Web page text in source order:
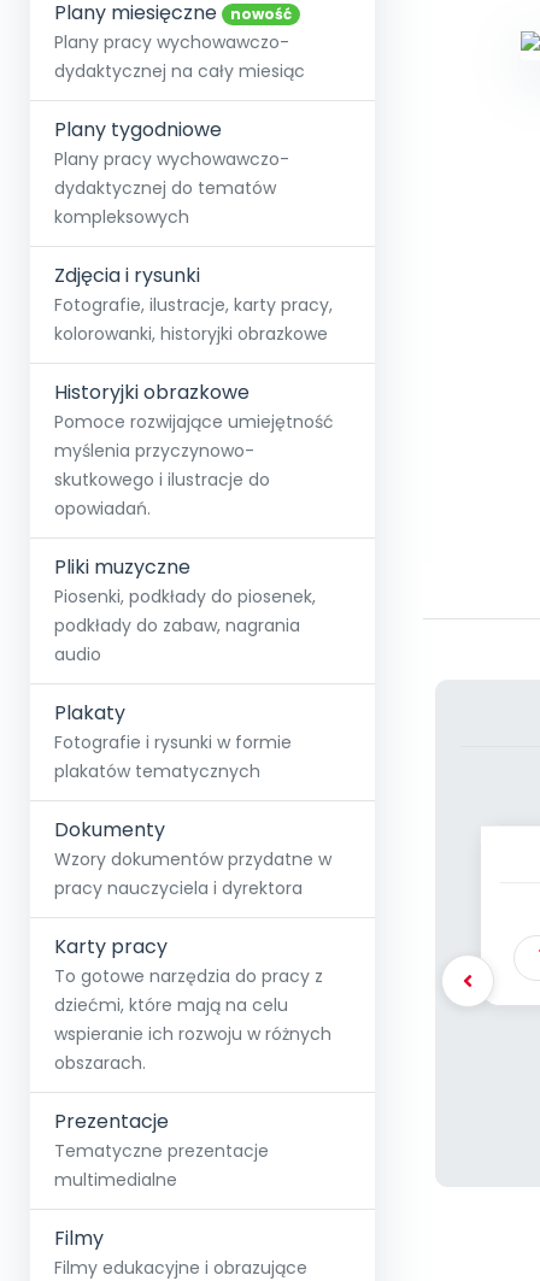
Społeczność
+48 12 631 04 10
kontakt@blizejprzedszkola.pl
O miesięczniku
Strona główna
O Akademii
Akademia
Poznaj pakiet MAX
Testuj przez 7 dni Pełen
Wszystkie projekty
Skontaktuj się
Dodaj wpis
Plany miesięczne nowość
Plany pracy wychowawczo-
dydaktycznej na cały miesiąc
Plany tygodniowe
Plany pracy wychowawczo-
dydaktycznej do tematów
kompleksowych
Zdjęcia i rysunki
Fotografie, ilustracje, karty pracy,
kolorowanki, historyjki obrazkowe
Historyjki obrazkowe
Pomoce rozwijające umiejętność
myślenia przyczynowo-
skutkowego i ilustracje do
opowiadań.
Pliki muzyczne
Piosenki, podkłady do piosenek,
podkłady do zabaw, nagrania
audio
Plakaty
Fotografie i rysunki w formie
plakatów tematycznych
Dokumenty
Wzory dokumentów przydatne w
pracy nauczyciela i dyrektora
Karty pracy
To gotowe narzędzia do pracy z
dziećmi, które mają na celu
wspieranie ich rozwoju w różnych
obszarach.
Prezentacje
Tematyczne prezentacje
multimedialne
Filmy
Filmy edukacyjne i obrazujące